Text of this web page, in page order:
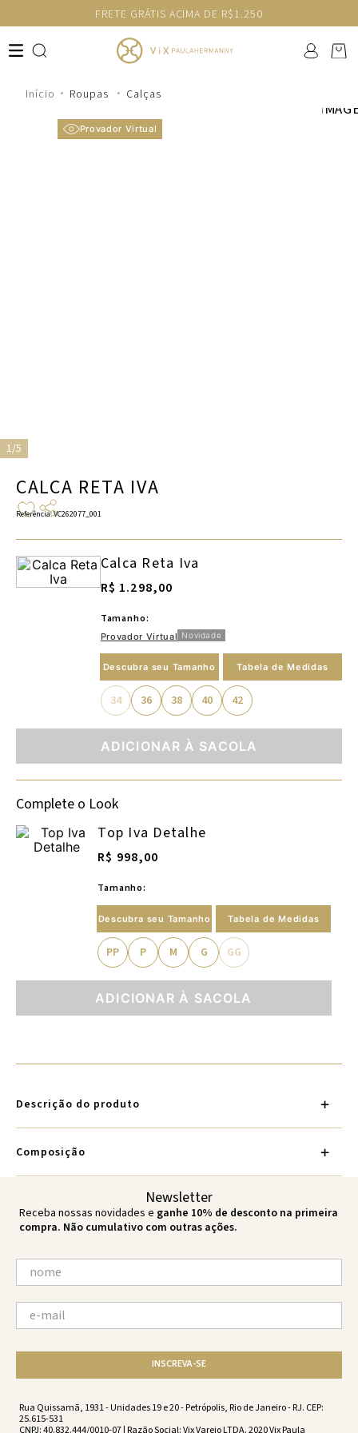
FRETE GRÁTIS ACIMA DE R$1.250
Roupas Calças
Provador Virtual
1/5
CALCA RETA IVA
Referência:VC262077_001
Calca Reta Iva
R$ 1.298,00
Tamanho:
Provador Virtual Novidade
Descubra seu Tamanho Tabela de Medidas
34 36 38 40 42
ADICIONAR À SACOLA
Complete o Look
Top Iva Detalhe
R$ 998,00
Tamanho:
Descubra seu Tamanho Tabela de Medidas
PP P M G GG
ADICIONAR À SACOLA
Descrição do produto
Composição
Newsletter
Receba nossas novidades e ganhe 10% de desconto na primeira
compra. Não cumulativo com outras ações.
INSCREVA-SE
Rua Quissamã, 1931 - Unidades 19 e 20 - Petrópolis, Rio de Janeiro - RJ. CEP:
25.615-531
CNPJ: 40.832.444/0010-07 | Razão Social: Vix Varejo LTDA. 2020 Vix Paula